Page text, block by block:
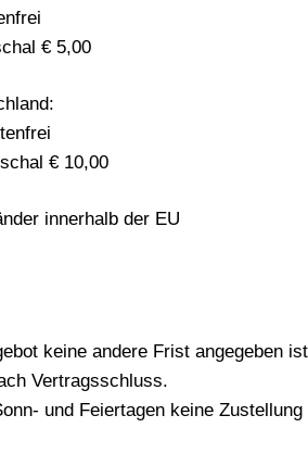
€ 5,00
€ 10,00
innerhalb der EU
keine andere Frist angegeben
Vertragsschluss.
und Feiertagen keine Zustellung